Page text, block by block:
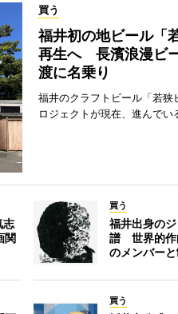
買う
福井初の地ビール「
再生へ 長濱浪漫ビ
渡に名乗り
福井のクラフトビール「若狭
ロジェクトが現在、進んでい
志
関
買う
福井出身の
譜 世界的作
のメンバー
買う